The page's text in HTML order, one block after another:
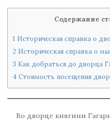
Содержание
1 Историческая справка о
2 Историческая справка о
3 Как добраться до дворца
4 Стоимость посещения
Во дворце княгини